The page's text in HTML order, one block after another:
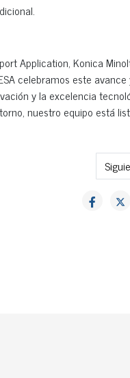
Application, Konica
celebramos este avance
y la excelencia
nuestro equipo está